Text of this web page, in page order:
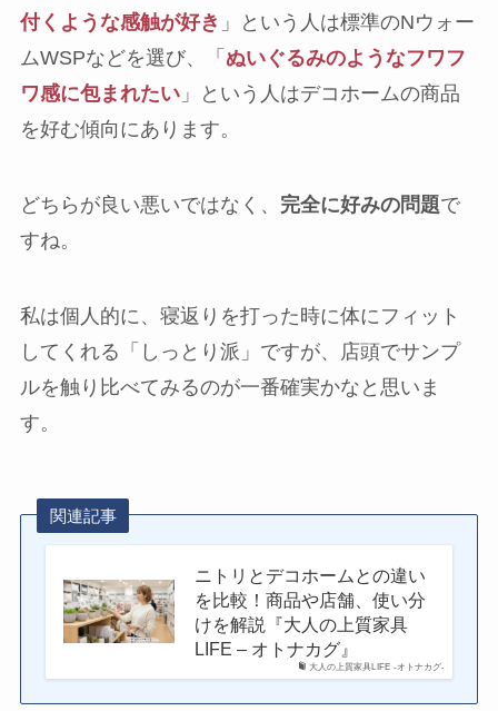
付くような感触が好き 」という人は標準のNウォー
ムWSPなどを選び、「 ぬいぐるみのようなフワフ
ワ感に包まれたい」という人はデコホームの商品
を好む傾向にあります。
どちらが良い悪いではなく、 完全に好みの問題で
すね。
私は個人的に、寝返りを打った時に体にフィット
してくれる「しっとり派」ですが、店頭でサンプ
ルを触り比べてみるのが一番確実かなと思いま
す。
関連記事
大人の上質家具LIFE -オトナカグ-
ニトリとデコホームとの違い
を比較！商品や店舗、使い分
けを解説『大人の上質家具
LIFE – オトナカグ』